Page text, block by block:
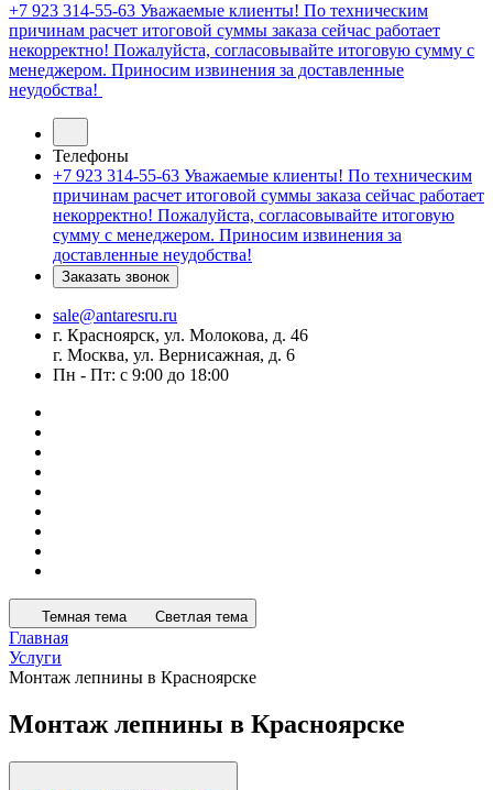
+7 923 314-55-63 Уважаемые клиенты! По техническим
причинам расчет итоговой суммы заказа сейчас работает
некорректно! Пожалуйста, согласовывайте итоговую сумму с
менеджером. Приносим извинения за доставленные
неудобства!
Телефоны
+7 923 314-55-63 Уважаемые клиенты! По техническим
причинам расчет итоговой суммы заказа сейчас работает
некорректно! Пожалуйста, согласовывайте итоговую
сумму с менеджером. Приносим извинения за
доставленные неудобства!
Заказать звонок
sale@antaresru.ru
г. Красноярск, ул. Молокова, д. 46
г. Москва, ул. Вернисажная, д. 6
Пн - Пт: с 9:00 до 18:00
Темная тема Светлая тема
Главная
Услуги
Монтаж лепнины в Красноярске
Монтаж лепнины в Красноярске